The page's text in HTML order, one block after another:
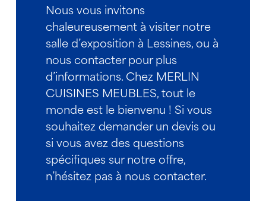
Nous vous invitons
chaleureusement à visiter notre
salle d’exposition à Lessines, ou à
nous contacter pour plus
d’informations. Chez MERLIN
CUISINES MEUBLES, tout le
monde est le bienvenu ! Si vous
souhaitez demander un devis ou
si vous avez des questions
spécifiques sur notre offre,
n’hésitez pas à nous contacter.